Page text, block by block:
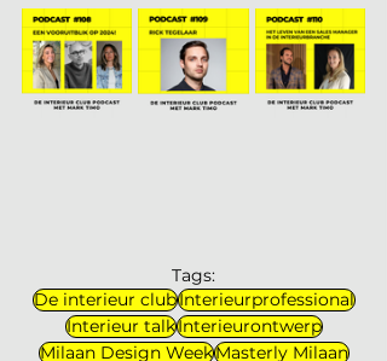
Tags:
De interieur clubInterieurprofessional
Interieur talkInterieurontwerp
Milaan Design WeekMasterly Milaan